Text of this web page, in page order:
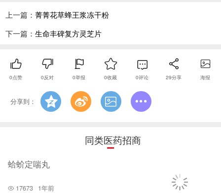
上一篇： 菁菁花草蜂王浆冻干粉
下一篇： 生命丰碑复方灵芝片
0点赞 0反对 0举报 0收藏 0评论 29分享 海报
分享到：
同类医药招商
蛤蚧定喘丸
17673 1年前